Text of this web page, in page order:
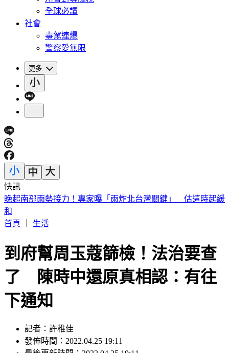
全球必讀
社會
毒駕連爆
警察愛無限
更多
快訊
2026 SBS歌謠大戰SUMMER／最美小貓咪來了！MEOVV白
禮服仙氣走藍毯
首頁
生活
到府幫周玉蔻篩檢！法治要查
了 陳時中還原真相認：有往
下通知
記者：許稚佳
發佈時間：2022.04.25 19:11